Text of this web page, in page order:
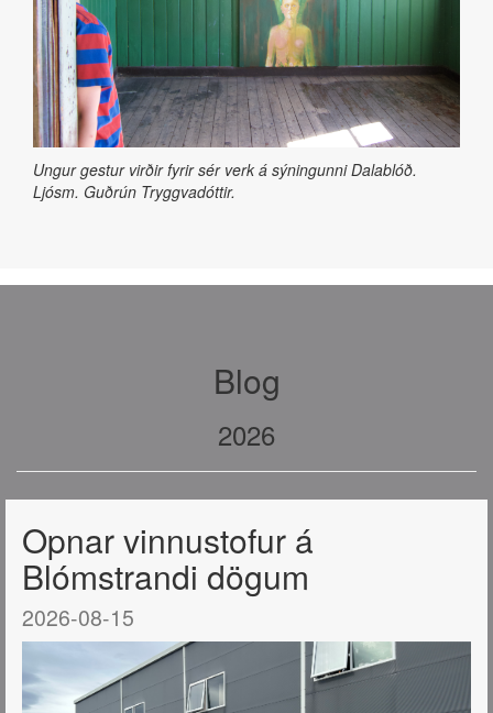
Ungur gestur virðir fyrir sér verk á sýningunni Dalablóð.
Ljósm. Guðrún Tryggvadóttir.
Blog
2026
Opnar vinnustofur á
Blómstrandi dögum
2026-08-15